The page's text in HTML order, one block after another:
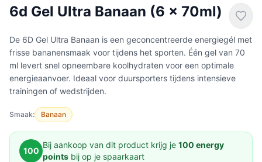
6d Gel Ultra Banaan (6 x 70ml)
De 6D Gel Ultra Banaan is een geconcentreerde energiegél met
frisse bananensmaak voor tijdens het sporten. Één gel van 70
ml levert snel opneembare koolhydraten voor een optimale
energieaanvoer. Ideaal voor duursporters tijdens intensieve
trainingen of wedstrijden.
Smaak: Banaan
100
Bij aankoop van dit product krijg je 100 energy
points bij op je spaarkaart